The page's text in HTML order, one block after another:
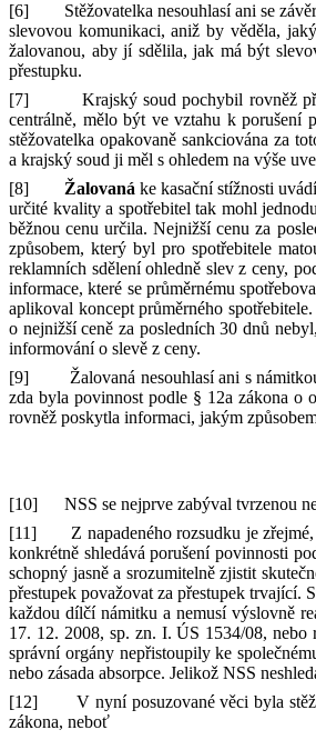
[6]
Stěžovatelka nesouhlasí ani se
slevovou komunikaci, aniž by věděla,
žalovanou, aby jí sdělila, jak má být
přestupku.
[7]
Krajský soud pochybil rovněž
centrálně, mělo být ve vztahu k porušení
stěžovatelka opakovaně sankciována za
a krajský soud ji měl s ohledem na výše
[8]
Žalovaná ke kasační stížnosti
určité kvalitya spotřebitel tak mohl
běžnou cenu určila. Nejnižší cenu za
způsobem, který byl pro spotřebitele
reklamních sdělení ohledně slev z ceny,
informace, které se průměrnému
aplikoval koncept průměrného
o nejnižší ceně za posledních 30 dnů
informovánío slevě z ceny.
[9]
Žalovaná nesouhlasí ani s
zda byla povinnost podle § 12a zákona o
rovněž poskytla informaci, jakým
[10]
NSS se nejprve zabýval tvrzenou
[11]
Z napadeného rozsudku je
konkrétně shledává porušení povinnosti
schopný jasněa srozumitelně zjistit
přestupek považovat za přestupek trvající.
každou dílčí námitkua nemusí výslovně
17. 12. 2008, sp. zn. I. ÚS 1534/08, nebo
správní orgány nepřistoupily ke
nebo zásada absorpce. Jelikož NSS
[12]
V nyní posuzované věci byla
zákona, neboť